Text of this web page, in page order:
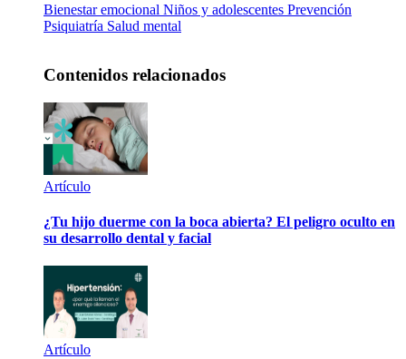
Bienestar emocional Niños y adolescentes Prevención
Psiquiatría Salud mental
Contenidos relacionados
Artículo
¿Tu hijo duerme con la boca abierta? El peligro oculto en
su desarrollo dental y facial
Artículo